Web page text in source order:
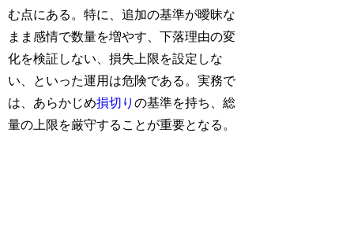
む点にある。特に、追加の基準が曖昧な
まま感情で数量を増やす、下落理由の変
化を検証しない、損失上限を設定しな
い、といった運用は危険である。実務で
は、あらかじめ損切りの基準を持ち、総
量の上限を厳守することが重要となる。